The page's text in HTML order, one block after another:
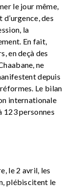
le jour même,
des
la
En fait,
en deçà des
ne
depuis
Le bilan
internationale
123 personnes
le 2 avril, les
plébiscitent le